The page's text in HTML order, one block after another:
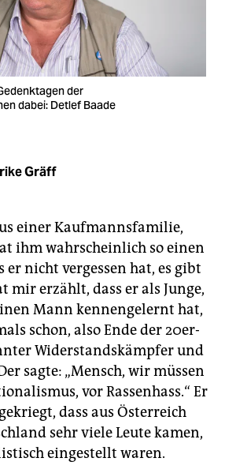
der
dabei: Detlef Baade
Gräff
einer Kaufmannsfamilie,
ihm wahrscheinlich so einen
er nicht vergessen hat, es gibt
mir erzählt, dass er als Junge,
Mann kennengelernt hat,
schon, also Ende der 20er-
Widerstandskämpfer und
sagte: „Mensch, wir müssen
vor Rassenhass.“ Er
dass aus Österreich
sehr viele Leute kamen,
eingestellt waren.